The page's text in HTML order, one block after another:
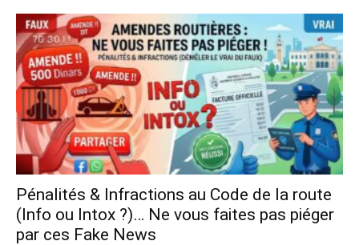
Pénalités & Infractions au Code de la route
(Info ou Intox ?)… Ne vous faites pas piéger
par ces Fake News